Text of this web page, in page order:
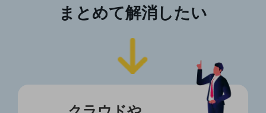
通信モジュール製品
まとめて解消したい